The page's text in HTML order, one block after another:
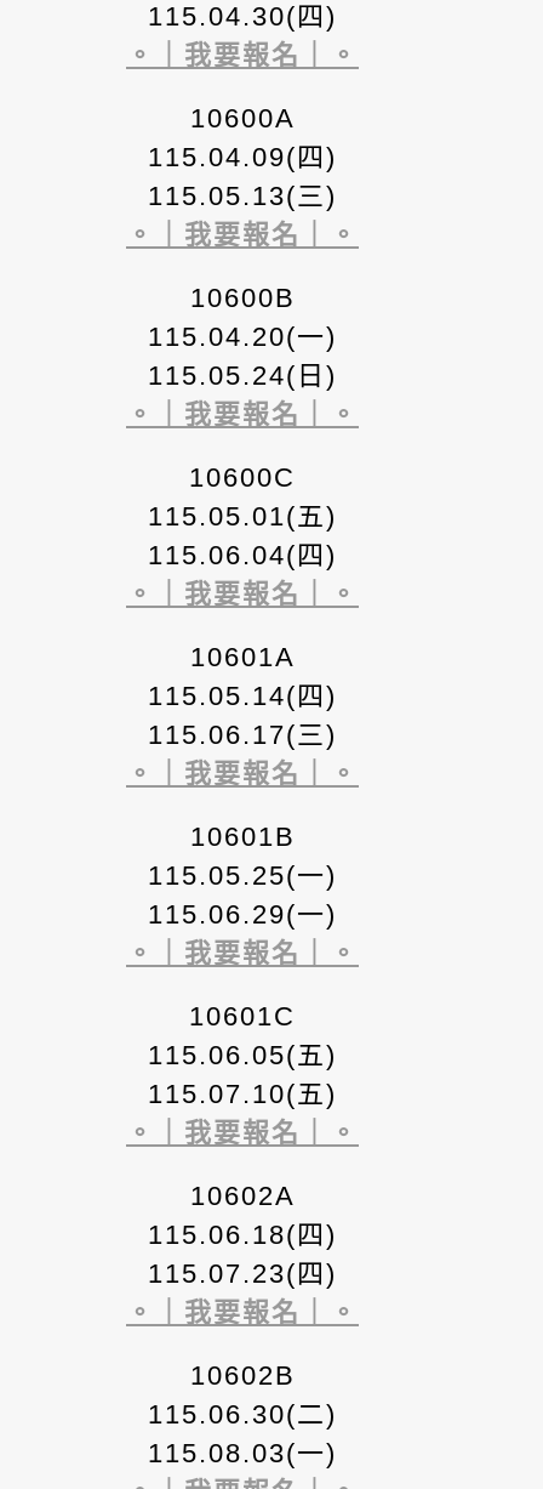
115.04.30(四)
。｜我要報名｜。
10600A
115.04.09(四)
115.05.13(三)
。｜我要報名｜。
10600B
115.04.20(一)
115.05.24(日)
。｜我要報名｜。
10600C
115.05.01(五)
115.06.04(四)
。｜我要報名｜。
10601A
115.05.14(四)
115.06.17(三)
。｜我要報名｜。
10601B
115.05.25(一)
115.06.29(一)
。｜我要報名｜。
10601C
115.06.05(五)
115.07.10(五)
。｜我要報名｜。
10602A
115.06.18(四)
115.07.23(四)
。｜我要報名｜。
10602B
115.06.30(二)
115.08.03(一)